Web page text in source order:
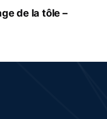
de la tôle –